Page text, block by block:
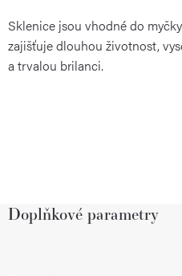
Sklenice jsou vhodné do
zajišťuje dlouhou životnost,
a trvalou brilanci.
Doplňkové parametry